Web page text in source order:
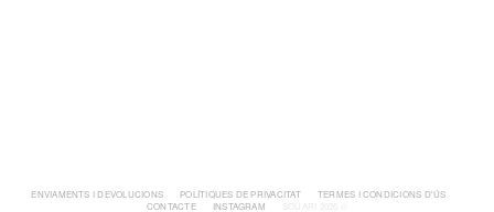
ENVIAMENTS I DEVOLUCIONS POLÍTIQUES DE PRIVACITAT
TERMES I CONDICIONS D'ÚS
CONTACTE
INSTAGRAM SOUARI 2026 ©